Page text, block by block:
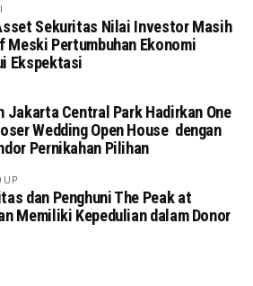
Sekuritas Nilai Investor Masih
Meski Pertumbuhan Ekonomi
Ekspektasi
Jakarta Central Park Hadirkan One
Wedding Open House dengan
Pernikahan Pilihan
dan Penghuni The Peak at
Memiliki Kepedulian dalam Donor